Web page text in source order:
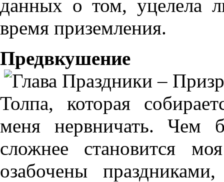
данных о том, уцелела
время приземления.
Предвкушение
Толпа, которая
меня нервничать. Чем
сложнее становится
озабочены